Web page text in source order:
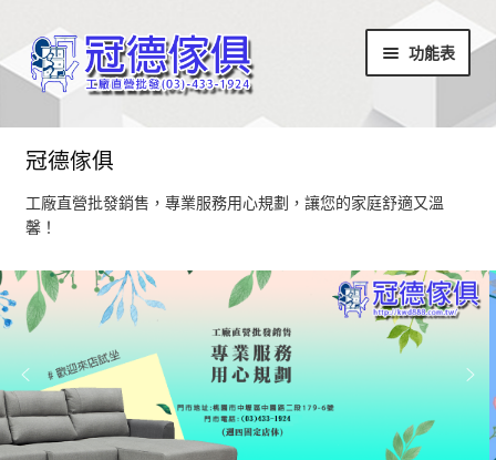
略
過
導
覽
跳
至
內
容
功能表
首頁
家具商品
超值商品區
小椅凳/長方凳系列
冠德傢俱
工廠直營批發銷售，專業服務用心規劃，讓您的家庭舒適又溫
馨！